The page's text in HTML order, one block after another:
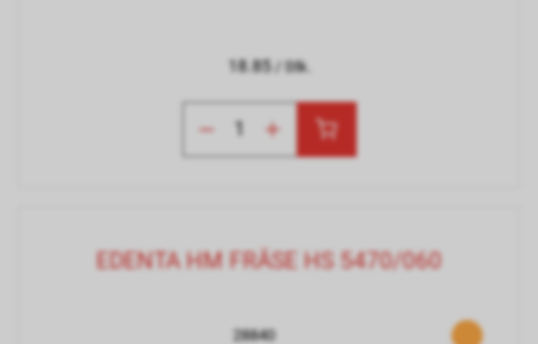
18.85/ Stk.
EDENTA HM FRÄSE HS 5470/060
28840